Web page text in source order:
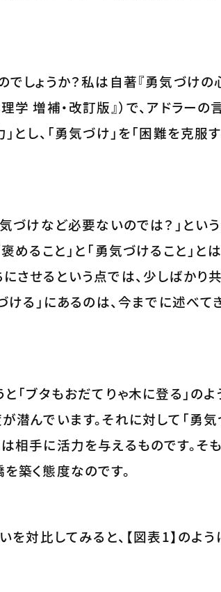
でしょうか？私は自著『勇気づけ
学 増補・改訂版』）で、アドラー
とし、「勇気づけ」を「困難を克
気づけなど必要ないのでは？」とい
めること」と「勇気づけること」
させるという点では、少しばかり
ける」にあるのは、今までに述べてき
と「ブタもおだてりゃ木に登る」の
潜んでいます。それに対して「勇
相手に活力を与えるものです。
築く態度なのです。
を対比してみると、【図表1】のよ